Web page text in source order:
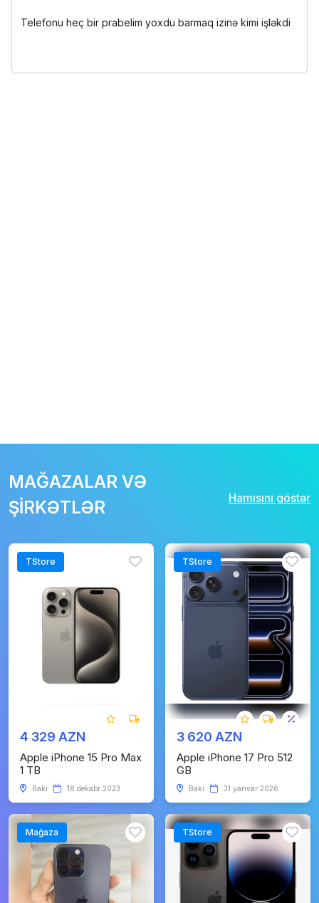
Telefonu heç bir prabelim yoxdu barmaq izinə kimi işləkdi
MAĞAZALAR VƏ
ŞİRKƏTLƏR
Hamısını göstər
TStore
4 329 AZN
Apple iPhone 15 Pro Max
1 TB
Bakı 18 dekabr 2023
TStore
3 620 AZN
Apple iPhone 17 Pro 512
GB
Bakı 31 yanvar 2026
Mağaza TStore